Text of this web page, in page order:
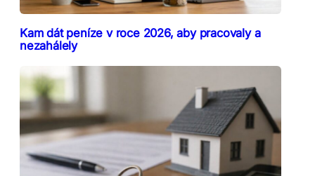
Kam dát peníze v roce 2026, aby pracovaly a
nezahálely